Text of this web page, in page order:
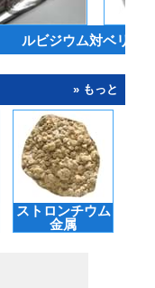
ルビジウム対ベリリ
» もっと
ストロンチウム
金属